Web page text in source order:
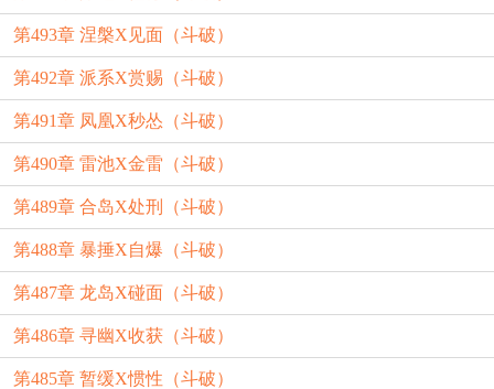
第493章 涅槃X见面（斗破）
第492章 派系X赏赐（斗破）
第491章 凤凰X秒怂（斗破）
第490章 雷池X金雷（斗破）
第489章 合岛X处刑（斗破）
第488章 暴捶X自爆（斗破）
第487章 龙岛X碰面（斗破）
第486章 寻幽X收获（斗破）
第485章 暂缓X惯性（斗破）